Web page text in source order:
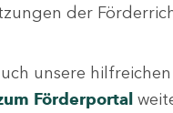
der
unsere hilfreichen
Förderportal